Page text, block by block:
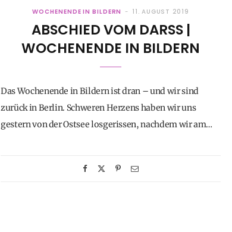
WOCHENENDE IN BILDERN 11. AUGUST 2019
ABSCHIED VOM DARSS | W
OCHENENDE IN BILDERN
Das Wochenende in Bildern ist dran – und wir sind
zurück in Berlin. Schweren Herzens haben wir uns
gestern von der Ostsee losgerissen, nachdem wir am…